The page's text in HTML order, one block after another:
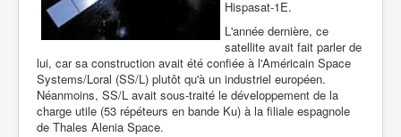
Hispasat-1E.
L'année dernière, ce
satellite avait fait parler de
lui, car sa construction avait été confiée à l'Américain Space
Systems/Loral (SS/L) plutôt qu'à un industriel européen.
Néanmoins, SS/L avait sous-traité le développement de la
charge utile (53 répéteurs en bande Ku) à la filiale espagnole
de Thales Alenia Space.